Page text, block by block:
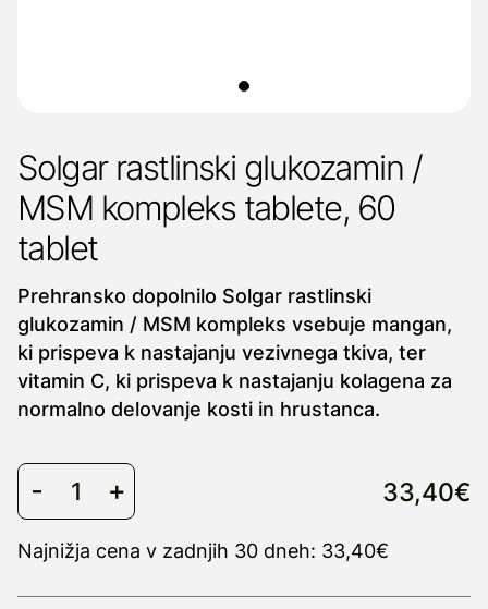
Solgar rastlinski glukozamin /
MSM kompleks tablete, 60
tablet
Prehransko dopolnilo Solgar rastlinski
glukozamin / MSM kompleks vsebuje mangan,
ki prispeva k nastajanju vezivnega tkiva, ter
vitamin C, ki prispeva k nastajanju kolagena za
normalno delovanje kosti in hrustanca.
33,40€
Najnižja cena v zadnjih 30 dneh: 33,40€